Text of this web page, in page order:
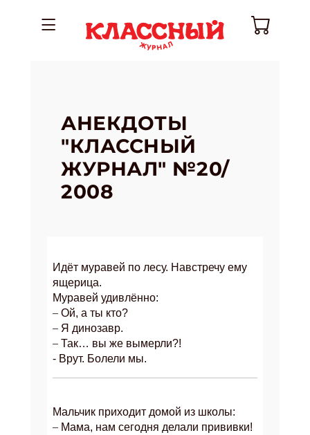
АНЕКДОТЫ
"КЛАССНЫЙ
ЖУРНАЛ" №20/
2008
Идёт муравей по лесу. Навстречу ему
ящерица.
Муравей удивлённо:
– Ой, а ты кто?
– Я динозавр.
– Так… вы же вымерли?!
- Врут. Болели мы.
Мальчик приходит домой из школы:
– Мама, нам сегодня делали прививки!